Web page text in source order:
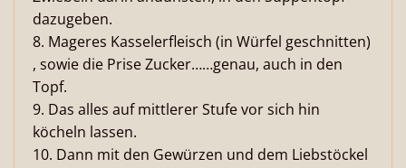
dazugeben.
8. Mageres Kasselerfleisch (in Würfel geschnitten)
, sowie die Prise Zucker……genau, auch in den
Topf.
9. Das alles auf mittlerer Stufe vor sich hin
köcheln lassen.
10. Dann mit den Gewürzen und dem Liebstöckel